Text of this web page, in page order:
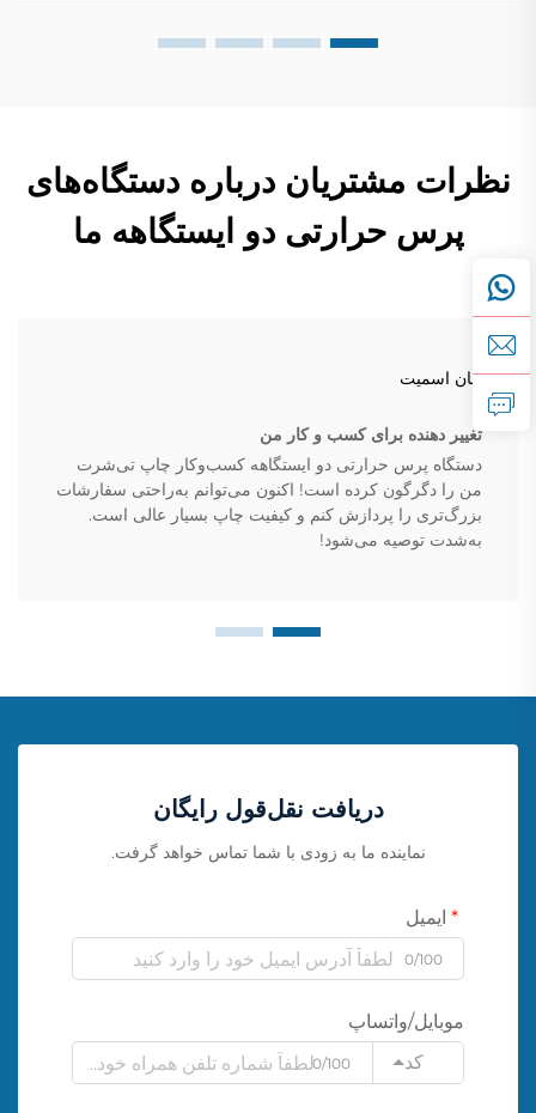
نظرات مشتریان درباره دستگاه‌های
پرس حرارتی دو ایستگاهه ما
جان اسمیت
تغییر دهنده برای کسب و کار من
دستگاه پرس حرارتی دو ایستگاهه کسب‌وکار چاپ تی‌شرت
من را دگرگون کرده است! اکنون می‌توانم به‌راحتی سفارشات
بزرگ‌تری را پردازش کنم و کیفیت چاپ بسیار عالی است.
به‌شدت توصیه می‌شود!
دریافت نقل‌قول رایگان
نماینده ما به زودی با شما تماس خواهد گرفت.
ایمیل
0/100
موبایل/واتساپ
کد
0/100